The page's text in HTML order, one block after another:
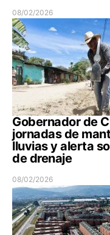
08/02/2026
Gobernador de
jornadas de
lluvias y alerta
de drenaje
08/02/2026